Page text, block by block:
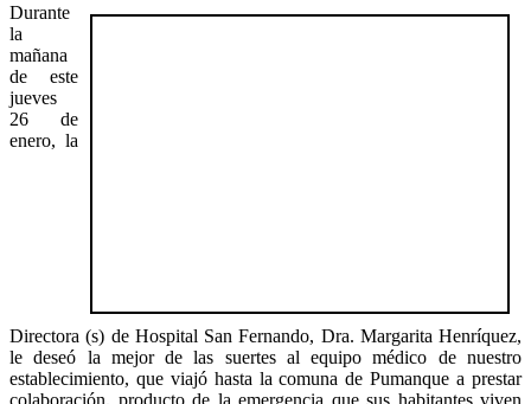
Durante
la
mañana
de este
jueves
26 de
enero, la
Directora (s) de Hospital San Fernando, Dra. Margarita Henríquez,
le deseó la mejor de las suertes al equipo médico de nuestro
establecimiento, que viajó hasta la comuna de Pumanque a prestar
colaboración, producto de la emergencia que sus habitantes viven